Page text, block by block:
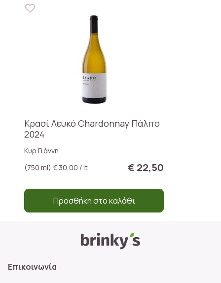
Κρασί Λευκό Chardonnay Πάλπο
2024
Κυρ Γιάννη
(750 ml) € 30,00 / lt
€ 22,50
Προσθήκη στο καλάθι
Επικοινωνία